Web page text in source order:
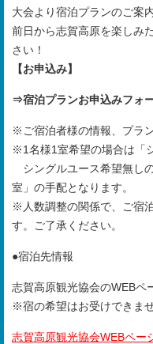
大会より宿泊プランのご案内
前日から志賀高原を楽しみ
さい！
【お申込み】
⇒宿泊プランお申込みフォ
※ご宿泊者様の情報、プラ
※1名様1室希望の場合は「
シングルユース希望無し
室」 の手配となります。
※人数調整の関係で、ご宿
す。ご了承ください。
●宿泊先情報
志賀高原観光協会のWEBペ
※宿の希望はお受けできま
志賀高原観光協会WEBペー